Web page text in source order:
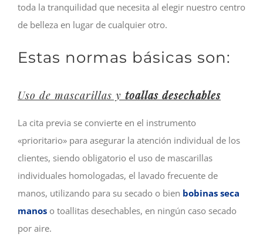
toda la tranquilidad que necesita al elegir nuestro centro
de belleza en lugar de cualquier otro.
Estas normas básicas son:
Uso de mascarillas y toallas desechables
La cita previa se convierte en el instrumento
«prioritario» para asegurar la atención individual de los
clientes, siendo obligatorio el uso de mascarillas
individuales homologadas, el lavado frecuente de
manos, utilizando para su secado o bien bobinas seca
manos o toallitas desechables, en ningún caso secado
por aire.